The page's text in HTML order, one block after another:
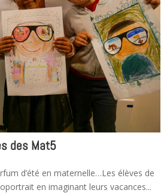
des Mat5
d’été en maternelle…Les élèves de
en imaginant leurs vacances...